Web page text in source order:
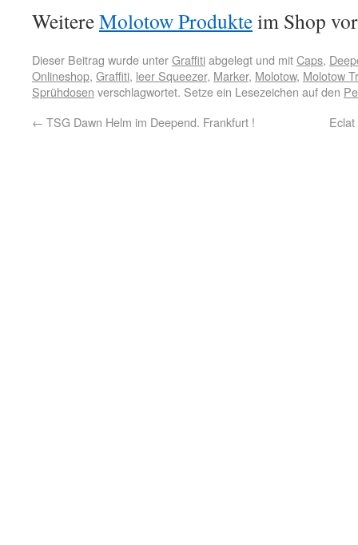
WeitereMolotow Produkteim Shop
Dieser Beitrag wurde unterGraffitiabgelegt und mitCaps,
Onlineshop, Graffiti, leer Squeezer, Marker, Molotow, Molotow
Sprühdosen verschlagwortet. Setze ein Lesezeichen auf den
← TSG Dawn Helm im Deepend. Frankfurt !